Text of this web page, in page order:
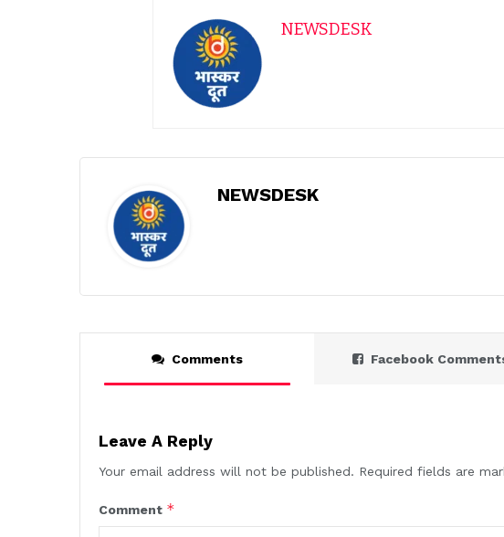
NEWSDESK
NEWSDESK
Comments Facebook
Leave A Reply
Your email address will not be published. Required fields are
Comment *